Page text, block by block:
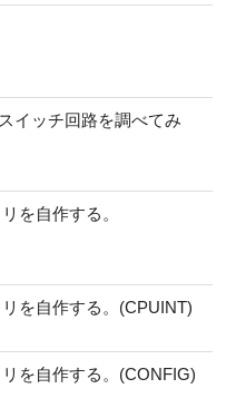
イッチ回路を調べてみ
を自作する。
を自作する。(CPUINT)
を自作する。(CONFIG)